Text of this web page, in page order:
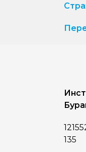
135